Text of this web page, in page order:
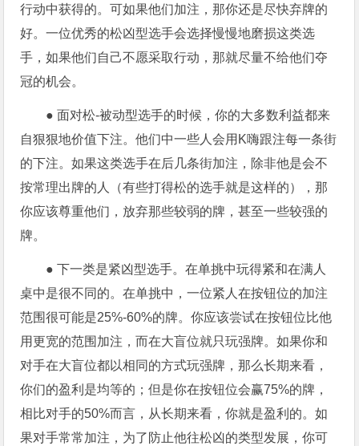
行动中获得的。可如果他们加注，那你还是尽快弃牌的
好。一位优秀的松凶型选手会选择慢慢地磨损这类选
手，如果他们自己不愿采取行动，那就尽量不给他们夺
冠的机会。
● 面对松-被动型选手的时候，你的大多数利益都来
自狠狠地价值下注。他们中一些人会用K嗨跟注每一条街
的下注。如果这类选手在后几条街加注，除非他是会不
按常理出牌的人（有些打得松的选手就是这样的），那
你应该尊重他们，放弃那些较弱的牌，甚至一些较强的
牌。
● 下一类是紧凶型选手。在单挑中玩得紧和在满人
桌中是很不同的。在单挑中，一位紧人在按钮位的加注
范围很可能是25%-60%的牌。你应该尝试在按钮位比他
用更宽的范围加注，而在大盲位就只玩强牌。如果你和
对手在大盲位都以相同的方式玩强牌，那么长期来看，
你们的盈利是均等的；但是你在按钮位会赢75%的牌，
相比对手的50%而言，从长期来看，你就是盈利的。如
果对手常常加注，为了防止他往松凶的类型发展，你可